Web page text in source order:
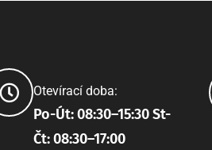
Otevírací doba:
Po-Út: 08:30–15:30 St-
Čt: 08:30–17:00